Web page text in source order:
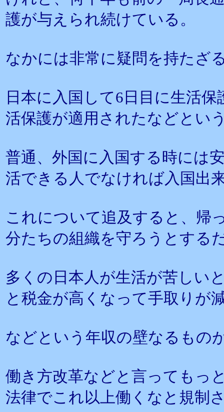
護が与えられ続けている。
なかには非常に疑問を持たざ
日本に入国して6日目に生活
活保護が適用されたなどとい
普通、外国に入国する時には
活できる人でなければ入国出
これについて追及すると、帰
分たちの組織を守ろうとする
多くの日本人が生活が苦しい
と税金が高くなって手取りが
などという年収の壁なるもの
働き方改革などと言ってもっ
法律でこれ以上働くなと規制